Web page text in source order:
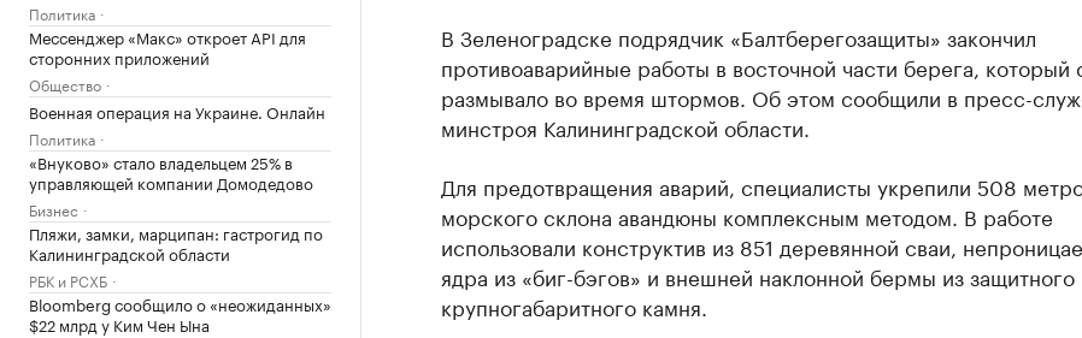
Политика
Мессенджер «Макс» откроет API для
сторонних приложений
Общество
Военная операция на Украине. Онлайн
Политика
«Внуково» стало владельцем 25% в
управляющей компании Домодедово
Бизнес
Пляжи, замки, марципан: гастрогид по
Калининградской области
РБК и РСХБ
Bloomberg сообщило о «неожиданных»
$22 млрд у Ким Чен Ына
В Зеленоградске подрядчик «Балтберегозащиты» закончил
противоаварийные работы в восточной части берега, который
размывало во время штормов. Об этом сообщили в пресс-
минстроя Калининградской области.
Для предотвращения аварий, специалисты укрепили 508
морского склона авандюны комплексным методом. В работе
использовали конструктив из 851 деревянной сваи,
ядра из «биг-бэгов» и внешней наклонной бермы из защитного
крупногабаритного камня.